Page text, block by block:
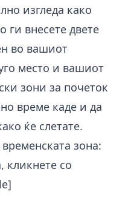
изгледа како
ги внесете двете
во вашиот
место и вашиот
зони за почеток
време каде и да
ќе слетате.
зона:
кликнете со